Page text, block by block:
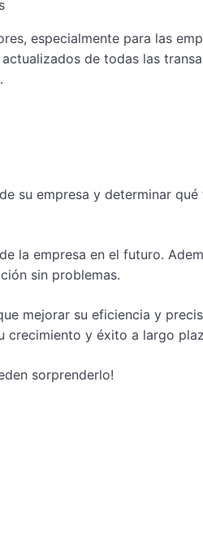
especialmente para las
de todas las
su empresa y determinar
la empresa en el futuro.
sin problemas.
mejorar su eficiencia y
crecimiento y éxito a largo
sorprenderlo!